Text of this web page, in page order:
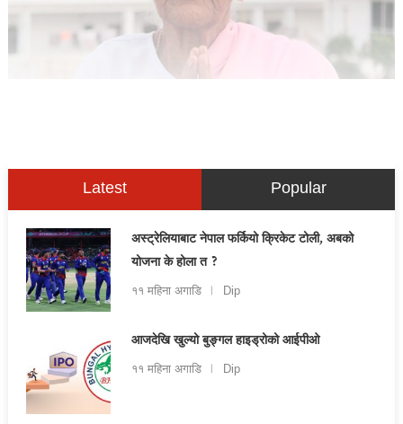
Latest Popular
अस्ट्रेलियाबाट नेपाल फर्कियो क्रिकेट टोली, अबको
योजना के होला त ?
११ महिना अगाडि Dip
आजदेखि खुल्यो बुङ्गल हाइड्रोको आईपीओ
११ महिना अगाडि Dip